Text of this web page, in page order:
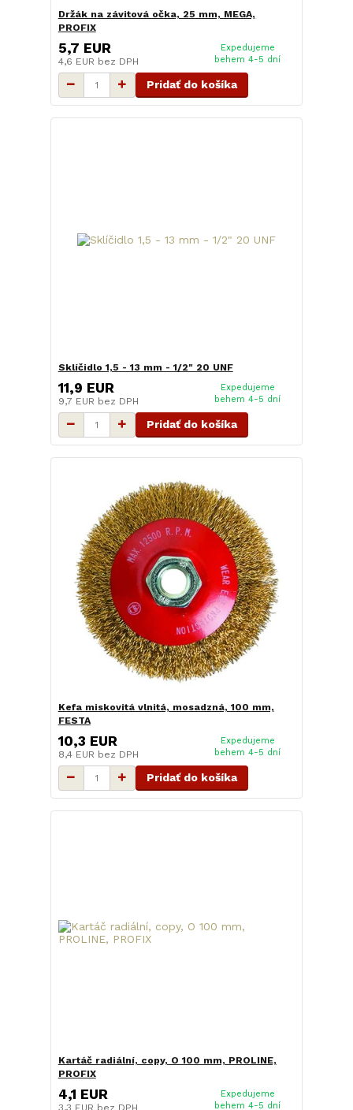
Držák na závitová očka, 25 mm, MEGA,
PROFIX
5,7 EUR
4,6 EUR bez DPH
Expedujeme
behem 4-5 dní
Pridať do košíka
Sklíčidlo 1,5 - 13 mm - 1/2" 20 UNF
11,9 EUR
9,7 EUR bez DPH
Expedujeme
behem 4-5 dní
Pridať do košíka
Kefa miskovitá vlnitá, mosadzná, 100 mm,
FESTA
10,3 EUR
8,4 EUR bez DPH
Expedujeme
behem 4-5 dní
Pridať do košíka
Kartáč radiální, copy, O 100 mm, PROLINE,
PROFIX
4,1 EUR
3,3 EUR bez DPH
Expedujeme
behem 4-5 dní